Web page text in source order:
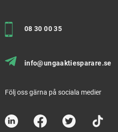
08 30 00 35
info@ungaaktiesparare.se
Följ oss gärna på sociala medier